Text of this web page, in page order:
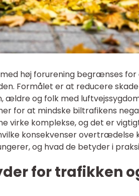
høj forurening begrænses
Formålet er at reducere
og folk med
for at mindske biltrafikens
virke komplekse, og det er
konsekvenser overtrædelse
og hvad de betyder i
for trafikken